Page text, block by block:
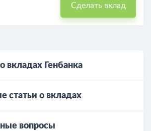
Сделать вклад
вкладах Генбанка
статьи о вкладах
вопросы